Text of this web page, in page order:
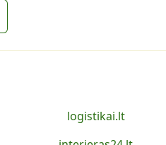
logistikai.lt